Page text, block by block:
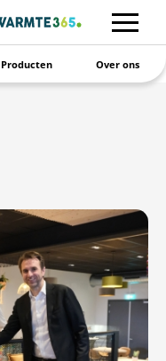
Producten Over ons